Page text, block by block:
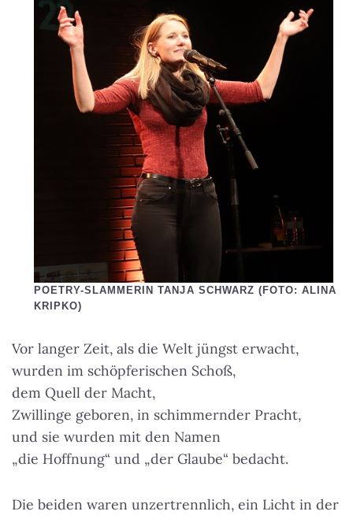
POETRY-SLAMMERIN TANJA SCHWARZ (FOTO: ALINA
KRIPKO)
Vor langer Zeit, als die Welt jüngst erwacht,
wurden im schöpferischen Schoß,
dem Quell der Macht,
Zwillinge geboren, in schimmernder Pracht,
und sie wurden mit den Namen
„die Hoffnung“ und „der Glaube“ bedacht.
Die beiden waren unzertrennlich, ein Licht in der